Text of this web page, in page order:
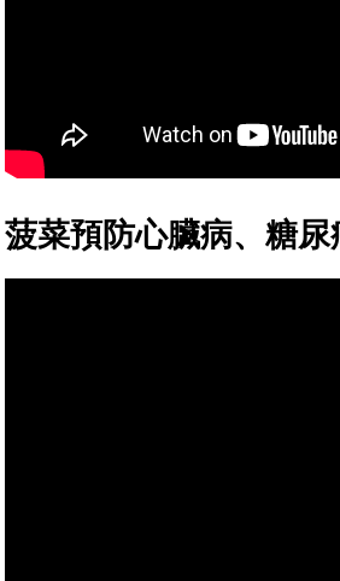
菠菜預防心臟病、糖